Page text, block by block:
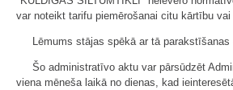
var noteikt tarifu piemērošanai citu kārtību
Lēmums stājas spēkā ar tā parakstīšanas
Šo administratīvo aktu var pārsūdzēt
viena mēneša laikā no dienas, kad